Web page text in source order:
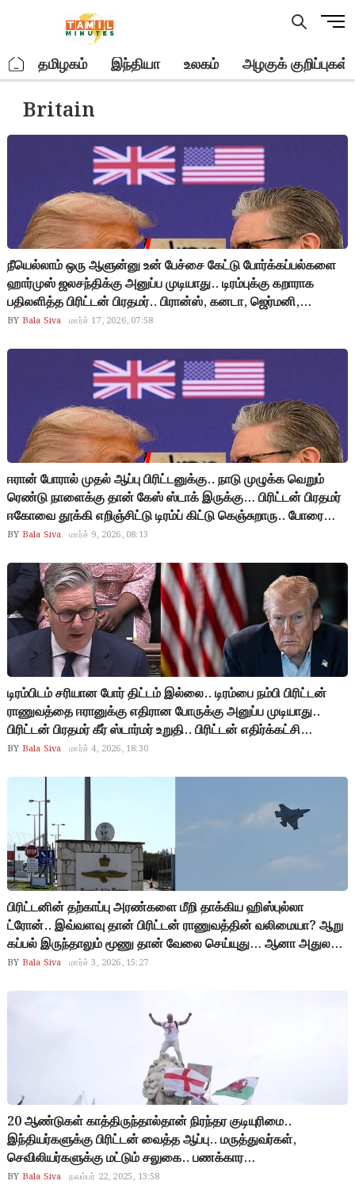
M
u
. தமிழகம் இந்தியா உலகம் அழகுக் குறிப்புகள்
Britain
நீயெல்லாம் ஒரு ஆளுன்னு உன் பேச்சை கேட்டு போர்க்கப்பல்களை
ஹார்முஸ் ஜலசந்திக்கு அனுப்ப முடியாது.. டிரம்புக்கு கறாராக
பதிலளித்த பிரிட்டன் பிரதமர்.. பிரான்ஸ், கனடா, ஜெர்மனி,
ஆஸ்திரேலியா நாடுகளும் டிரம்புக்கு ஆதரவில்லை.. எல்லா நாடும்
ஹவுஸ்’ பார்ட்டி இல்ல… இது உலக அரசியல், இங்கே No
சொல்றதுக்கும் ஒரு கெத்து வேணும்! நீங்க என்னதான் America
Firstன்னு சொன்னாலும்… ஹார்முஸ் ஜலசந்தியில இப்போதைக்கு
நீங்க தான் Last. கூட்டாளிங்க யாரும் கூட வரல, வேணும்னா
தனியா போய் நின்னு பாருங்க!
BY Bala Siva மார்ச் 17, 2026, 07:58
ஈரான் போரால் முதல் ஆப்பு பிரிட்டனுக்கு.. நாடு முழுக்க வெறும்
ரெண்டு நாளைக்கு தான் கேஸ் ஸ்டாக் இருக்கு… பிரிட்டன் பிரதமர்
ஈகோவை தூக்கி எறிஞ்சிட்டு டிரம்ப் கிட்டு கெஞ்சுறாரு.. போரை
சீக்கிரம் நிறுத்துங்க, இல்லைன்னா எங்கள் மக்கள் கோபத்தால
ஈரான் சம்மதிக்குமா? கமேனி கொலைக்கு பழிவாங்காம விடுமா?
இன்னிக்கு பிரிட்டனுக்கு வந்த நிலைமை அடுத்தடுத்து எல்லா
நாடுகளுக்கு வருமே.. என்ன செய்ய போறாங்க..!
BY Bala Siva மார்ச் 9, 2026, 08:13
டிரம்பிடம் சரியான போர் திட்டம் இல்லை.. டிரம்பை நம்பி பிரிட்டன்
ராணுவத்தை ஈரானுக்கு எதிரான போருக்கு அனுப்ப முடியாது..
பிரிட்டன் பிரதமர் கீர் ஸ்டார்மர் உறுதி.. பிரிட்டன் எதிர்க்கட்சி
தலைவர்கள் விமர்சனம் செய்தாலும் முடிவில் உறுதியாக இருக்கும்
இல்லை.. ஈரானும் அடிபணியிற மாதிரி தெரியல.. என்ன செய்ய
போகிறார் டிரம்ப்?
BY Bala Siva மார்ச் 4, 2026, 18:30
பிரிட்டனின் தற்காப்பு அரண்களை மீறி தாக்கிய ஹிஸ்புல்லா
ட்ரோன்.. இவ்வளவு தான் பிரிட்டன் ராணுவத்தின் வலிமையா? ஆறு
கப்பல் இருந்தாலும் மூணு தான் வேலை செய்யுது… ஆனா அதுல
ஒண்ணு தான் கடல்ல நிக்குது! இதுக்கு பேரு கடற்படை இல்ல…
ஆஸ்திரேலியாவுல ‘டிரெய்னிங்’ எடுக்குது! ஒரு தீவிரவாத
அமைப்புகிட்ட இருக்குற ஆயுதம் கூட இல்லையா? பிரிட்டன்
நிலைமையை பார்த்து ஊரே சிரிக்குது..!
BY Bala Siva மார்ச் 3, 2026, 15:27
20 ஆண்டுகள் காத்திருந்தால்தான் நிரந்தர குடியுரிமை..
இந்தியர்களுக்கு பிரிட்டன் வைத்த ஆப்பு.. மருத்துவர்கள்,
செவிலியர்களுக்கு மட்டும் சலுகை.. பணக்கார
தொழிலதிபர்களுக்கு மேலும் சலுகை.. நடுத்தர
BY Bala Siva நவம்பர் 22, 2025, 13:58